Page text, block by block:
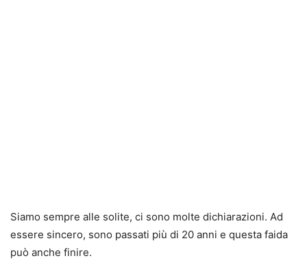
Siamo sempre alle solite, ci sono molte dichiarazioni. Ad
essere sincero, sono passati più di 20 anni e questa faida
può anche finire.